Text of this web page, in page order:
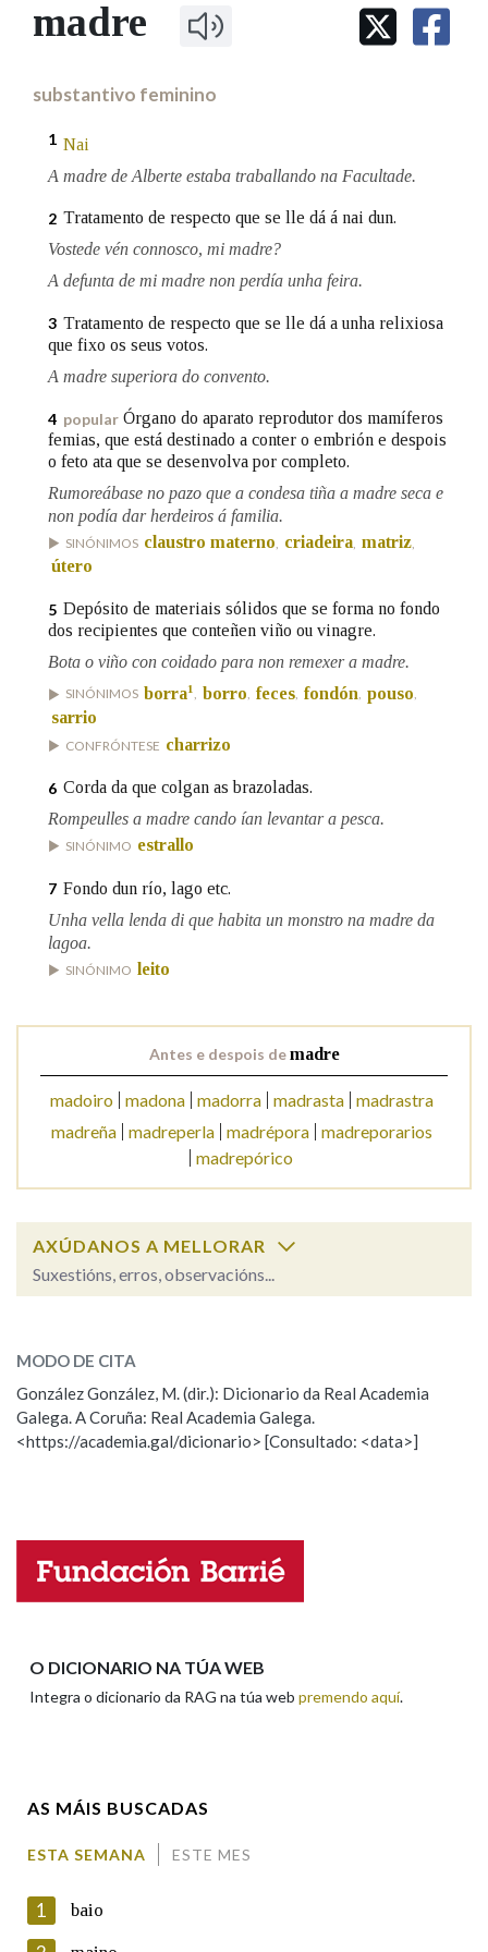
IDENTIDADE CORPORATIVA
MARCIAL DEL ADALID
FIGURAS HOMENAXEADAS
Facebook
TwitterYoutubeInstagram
Bluesky
BUSCAR NOS LEMAS
Remata por
BUSCAR NO CONTIDO
Nas definicións
Nos exemplos
Na fraseoloxía
OUTRAS OPCIÓNS DE BUSCA
Marcas gramaticais
madre
substantivo feminino
1 Nai
A madre de Alberte estaba traballando na Facultade.
2 Tratamento de respecto que se lle dá á nai dun.
Vostede vén connosco, mi madre?
A defunta de mi madre non perdía unha feira.
3 Tratamento de respecto que se lle dá a unha relixiosa
que fixo os seus votos.
A madre superiora do convento.
4 popular Órgano do aparato reprodutor dos mamíferos
femias, que está destinado a conter o embrión e despois
o feto ata que se desenvolva por completo.
Rumoreábase no pazo que a condesa tiña a madre seca e
non podía dar herdeiros á familia.
SINÓNIMOS claustro materno, criadeira, matriz,
útero
5 Depósito de materiais sólidos que se forma no fondo
dos recipientes que conteñen viño ou vinagre.
Bota o viño con coidado para non remexer a madre.
SINÓNIMOS borra1, borro, feces, fondón, pouso,
sarrio
CONFRÓNTESE charrizo
6 Corda da que colgan as brazoladas.
Rompeulles a madre cando ían levantar a pesca.
SINÓNIMO estrallo
7 Fondo dun río, lago etc.
Unha vella lenda di que habita un monstro na madre da
lagoa.
SINÓNIMO leito
Antes e despois demadre
madoiro madona madorra madrasta
madrastra
madreña
madreperla madrépora
madreporarios
madrepórico
AXÚDANOS A MELLORAR
Suxestións, erros, observacións...
ESCOLLE UNHA OPCIÓN:
Observación Hai un erro na palabra
Propoño mellorar a definición
Nome
MODO DE CITA
González González, M. (dir.): Dicionario da Real Academia
Galega. A Coruña: Real Academia Galega.
<https://academia.gal/dicionario> [Consultado: <data>]
O DICIONARIO NA TÚA WEB
Integra o dicionario da RAG na túa web premendo aquí.
AS MÁIS BUSCADAS
ESTA SEMANA ESTE MES
1 baio